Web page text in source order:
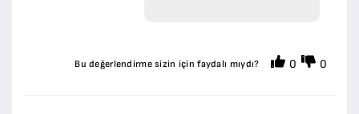
Bu değerlendirme sizin için faydalı mıydı? 0 0